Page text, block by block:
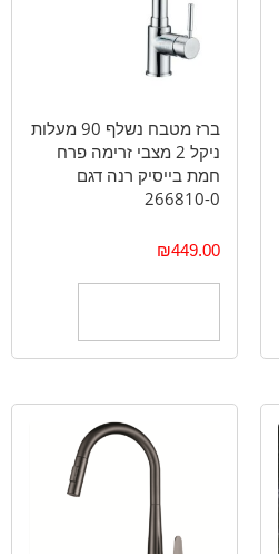
ברז מטבח נשלף 90 מעלות
ניקל 2 מצבי זרימה פרח
חמת בייסיק רנה דגם
266810-0
₪449.00